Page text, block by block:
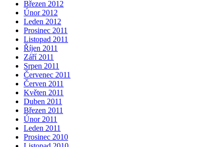
Březen 2012
Únor 2012
Leden 2012
Prosinec 2011
Listopad 2011
Říjen 2011
Září 2011
Srpen 2011
Červenec 2011
Červen 2011
Květen 2011
Duben 2011
Březen 2011
Únor 2011
Leden 2011
Prosinec 2010